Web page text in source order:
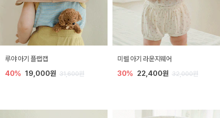
루야 아기 플랩캡
40% 19,000원 31,600원
미렐 아기 라운지웨어
30% 22,400원 32,000원